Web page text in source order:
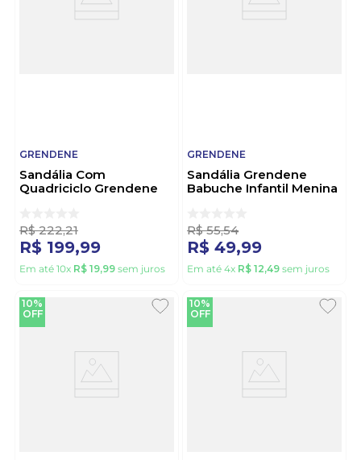
GRENDENE
Sandália Com
Quadriciclo Grendene
Preto
R$ 222,21
R$ 199,99
Em até 10x R$ 19,99 sem juros
GRENDENE
Sandália Grendene
Babuche Infantil Menina
R$ 55,54
R$ 49,99
Em até 4x R$ 12,49 sem juros
10%
OFF
10%
OFF